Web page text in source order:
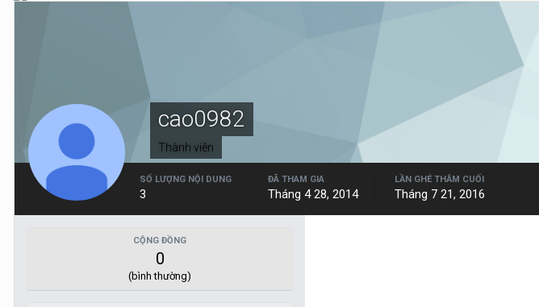
cao0982
Thành viên
SỐ LƯỢNG NỘI DUNG
3
ĐÃ THAM GIA
Tháng 4 28, 2014
LẦN GHÉ THĂM CUỐI
Tháng 7 21, 2016
CỘNG ĐỒNG
0
(bình thường)